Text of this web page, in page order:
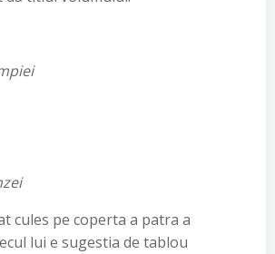
cules pe coperta a patra a
lui e sugestia de tablou